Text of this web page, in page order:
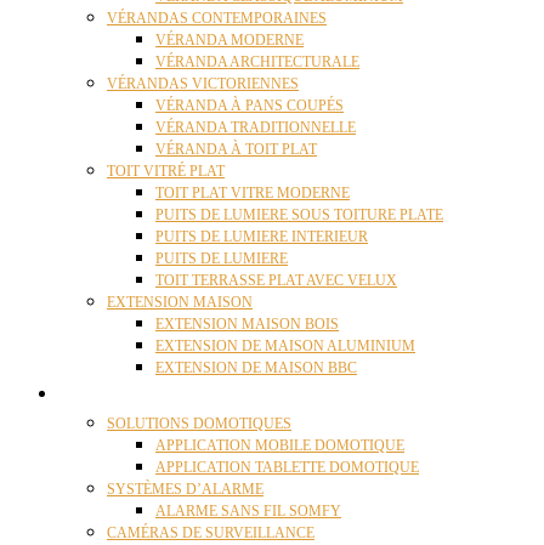
VÉRANDAS CONTEMPORAINES
VÉRANDA MODERNE
VÉRANDA ARCHITECTURALE
VÉRANDAS VICTORIENNES
VÉRANDA À PANS COUPÉS
VÉRANDA TRADITIONNELLE
VÉRANDA À TOIT PLAT
TOIT VITRÉ PLAT
TOIT PLAT VITRE MODERNE
PUITS DE LUMIERE SOUS TOITURE PLATE
PUITS DE LUMIERE INTERIEUR
PUITS DE LUMIERE
TOIT TERRASSE PLAT AVEC VELUX
EXTENSION MAISON
EXTENSION MAISON BOIS
EXTENSION DE MAISON ALUMINIUM
EXTENSION DE MAISON BBC
SOLUTIONS DOMOTIQUES
APPLICATION MOBILE DOMOTIQUE
APPLICATION TABLETTE DOMOTIQUE
SYSTÈMES D’ALARME
ALARME SANS FIL SOMFY
CAMÉRAS DE SURVEILLANCE